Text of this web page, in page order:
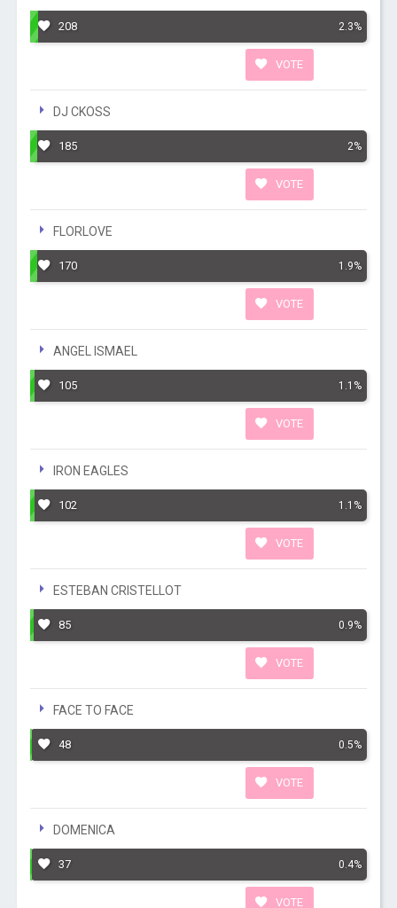
208 2.3%
VOTE
DJ CKOSS
185 2%
VOTE
FLORLOVE
170 1.9%
VOTE
ANGEL ISMAEL
105 1.1%
VOTE
IRON EAGLES
102 1.1%
VOTE
ESTEBAN CRISTELLOT
85 0.9%
VOTE
FACE TO FACE
48 0.5%
VOTE
DOMENICA
37 0.4%
VOTE